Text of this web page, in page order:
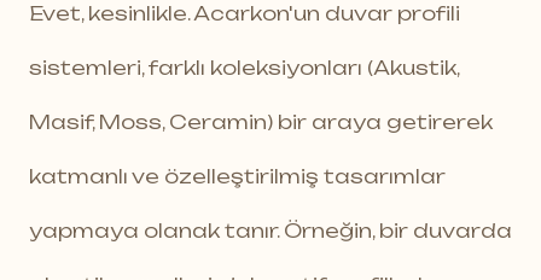
Evet, kesinlikle. Acarkon'un duvar profili
sistemleri, farklı koleksiyonları (Akustik,
Masif, Moss, Ceramin) bir araya getirerek
katmanlı ve özelleştirilmiş tasarımlar
yapmaya olanak tanır. Örneğin, bir duvarda